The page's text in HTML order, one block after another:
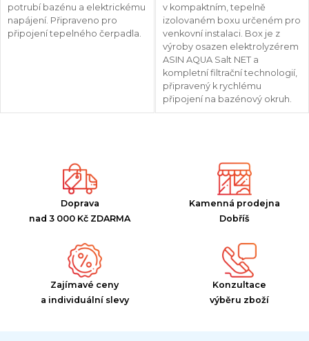
potrubí bazénu a elektrickému
napájení. Připraveno pro
připojení tepelného čerpadla.
v kompaktním, tepelně
izolovaném boxu určeném pro
venkovní instalaci. Box je z
výroby osazen elektrolyzérem
ASIN AQUA Salt NET a
kompletní filtrační technologií,
připravený k rychlému
připojení na bazénový okruh.
Doprava
nad 3 000 Kč ZDARMA
Kamenná prodejna
Dobříš
Zajímavé ceny
a individuální slevy
Konzultace
výběru zboží